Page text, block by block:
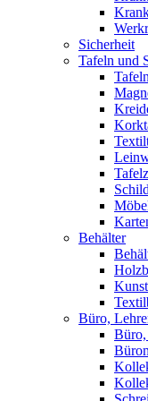
Sicherheit
Tafeln und
Behälter
Büro,
Büro,